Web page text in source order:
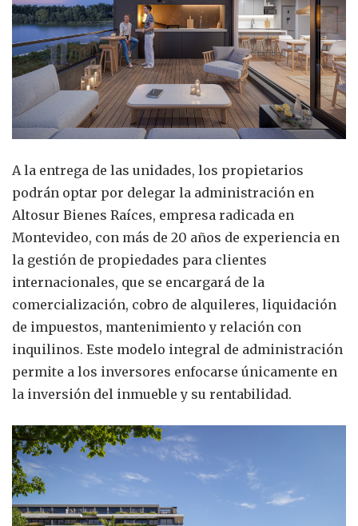
A la entrega de las unidades, los propietarios
podrán optar por delegar la administración en
Altosur Bienes Raíces, empresa radicada en
Montevideo, con más de 20 años de experiencia en
la gestión de propiedades para clientes
internacionales, que se encargará de la
comercialización, cobro de alquileres, liquidación
de impuestos, mantenimiento y relación con
inquilinos. Este modelo integral de administración
permite a los inversores enfocarse únicamente en
la inversión del inmueble y su rentabilidad.